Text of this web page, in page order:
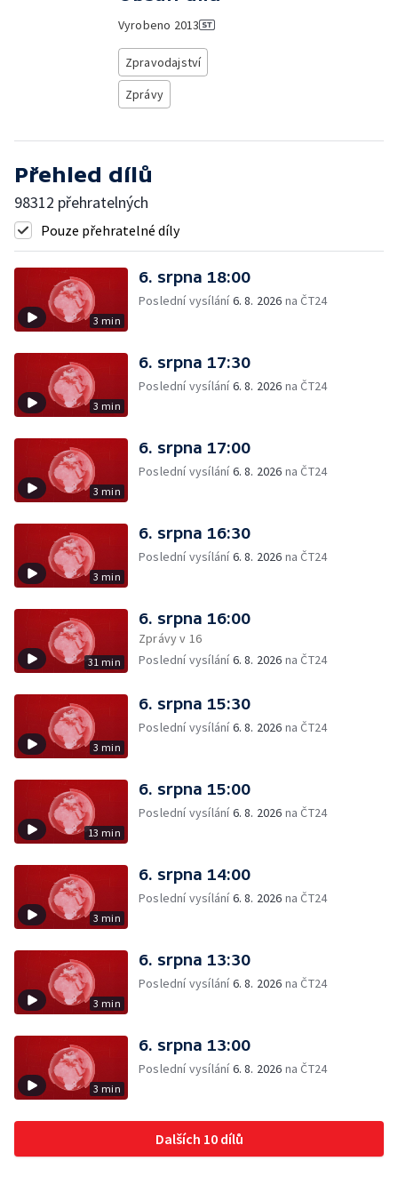
Vyrobeno 2013
Zpravodajství
Zprávy
Přehled dílů
98312 přehratelných
Pouze přehratelné díly
3 min
6. srpna 18:00
Poslední vysílání6. 8. 2026 na ČT24
3 min
6. srpna 17:30
Poslední vysílání6. 8. 2026 na ČT24
3 min
6. srpna 17:00
Poslední vysílání6. 8. 2026 na ČT24
3 min
6. srpna 16:30
Poslední vysílání6. 8. 2026 na ČT24
31 min
6. srpna 16:00
Zprávy v 16
Poslední vysílání6. 8. 2026 na ČT24
3 min
6. srpna 15:30
Poslední vysílání6. 8. 2026 na ČT24
13 min
6. srpna 15:00
Poslední vysílání6. 8. 2026 na ČT24
3 min
6. srpna 14:00
Poslední vysílání6. 8. 2026 na ČT24
3 min
6. srpna 13:30
Poslední vysílání6. 8. 2026 na ČT24
3 min
6. srpna 13:00
Poslední vysílání6. 8. 2026 na ČT24
Dalších 10 dílů